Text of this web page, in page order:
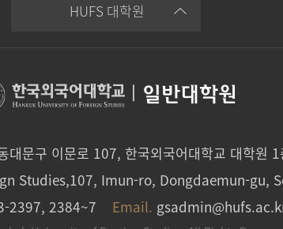
HUFS 대학원
| 일반대학원
대문구 이문로 107, 한국외국어대학교 대학원 1
Studies,107, Imun-ro, Dongdaemun-gu,
2397, 2384~7 Email.